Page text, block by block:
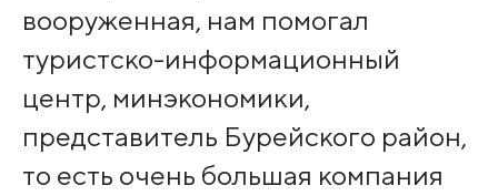
вооруженная, нам помогал
туристско-информационный
центр, минэкономики,
представитель Бурейского район,
то есть очень большая компания